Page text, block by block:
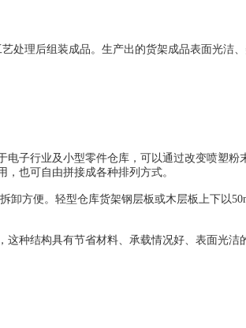
理后组装成品。生产出的货架成品表面光洁
子行业及小型零件仓库，可以通过改变喷塑粉
也可自由拼接成各种排列方式。
方便。轻型仓库货架钢层板或木层板上下以
种结构具有节省材料、承载情况好、表面光洁